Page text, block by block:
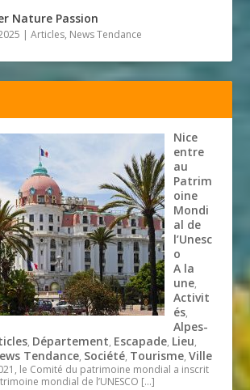
Nature Passion
|Articles, News Tendance
Nice
entre
au
Patrim
oine
Mondi
al de
l’Unesc
o
A la
une,
Activit
és,
Alpes-
, Département, Escapade, Lieu,
Tendance, Société, Tourisme,Ville
le Comité du patrimoine mondial a inscrit
mondial de l’UNESCO […]